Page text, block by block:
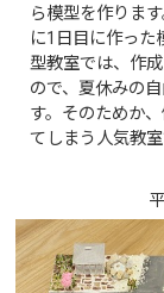
ら模型を作りま
に1日目に作った
型教室では、作
ので、夏休みの
す。そのためか
てしまう人気教室